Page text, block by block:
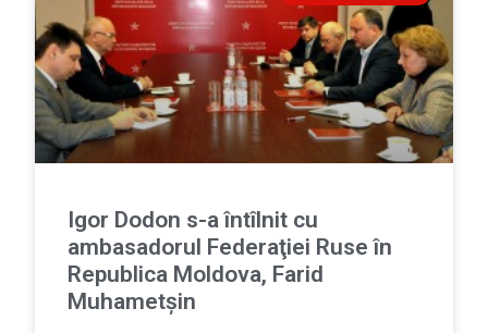
Igor Dodon s-a întîlnit cu
ambasadorul Federaţiei Ruse în
Republica Moldova, Farid
Muhametşin